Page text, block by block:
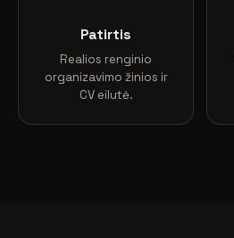
Patirtis
Realios renginio
organizavimo žinios ir
CV eilutė.